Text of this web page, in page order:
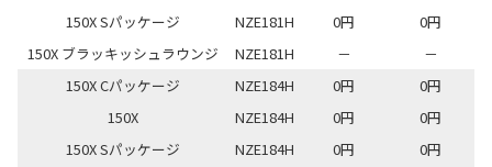
150X Sパッケージ
NZE181H 0円
0円
150X ブラッキッシュラウンジ
NZE181H －
－
150X Cパッケージ
NZE184H 0円
0円
150X
NZE184H 0円
0円
150X Sパッケージ
NZE184H 0円 0円